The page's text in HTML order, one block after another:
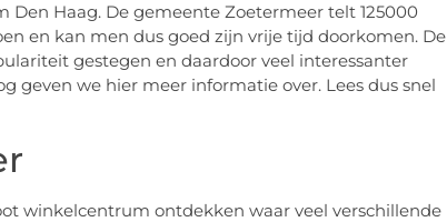
Haag. De gemeente Zoetermeer telt 125000
en kan men dus goed zijn vrije tijd doorkomen. De
gestegen en daardoor veel interessanter
geven we hier meer informatie over. Lees dus snel
winkelcentrum ontdekken waar veel verschillende